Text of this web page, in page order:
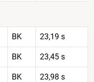
BK 23,19 s
BK 23,45 s
BK 23,98 s